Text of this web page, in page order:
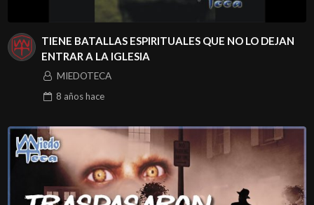
TIENE BATALLAS ESPIRITUALES QUE NO LO DEJAN
ENTRAR A LA IGLESIA
MIEDOTECA
8 añoshace